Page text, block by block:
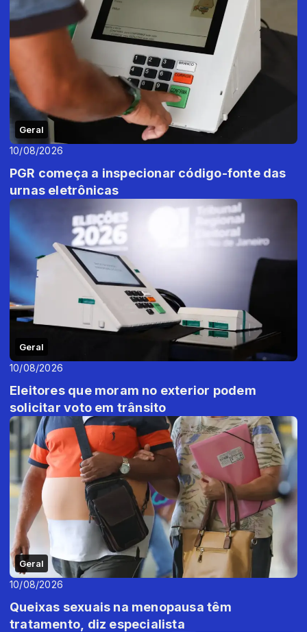
Geral
10/08/2026
PGR começa a inspecionar código-fonte das
urnas eletrônicas
Geral
10/08/2026
Eleitores que moram no exterior podem
solicitar voto em trânsito
Geral
10/08/2026
Queixas sexuais na menopausa têm
tratamento, diz especialista